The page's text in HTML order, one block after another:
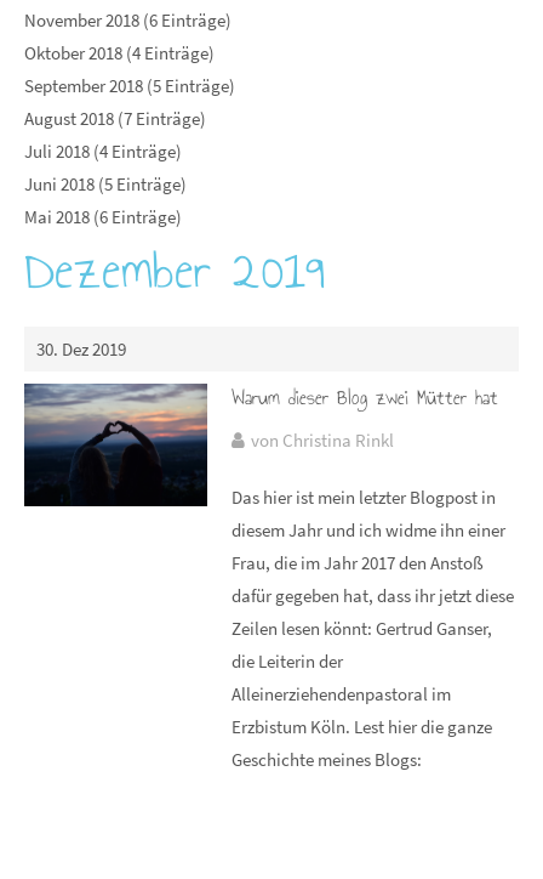
November 2018 (6 Einträge)
Oktober 2018 (4 Einträge)
September 2018 (5 Einträge)
August 2018 (7 Einträge)
Juli 2018 (4 Einträge)
Juni 2018 (5 Einträge)
Mai 2018 (6 Einträge)
Dezember 2019
30. Dez 2019
Warum dieser Blog zwei Mütter hat
von Christina Rinkl
Das hier ist mein letzter Blogpost in
diesem Jahr und ich widme ihn einer
Frau, die im Jahr 2017 den Anstoß
dafür gegeben hat, dass ihr jetzt diese
Zeilen lesen könnt: Gertrud Ganser,
die Leiterin der
Alleinerziehendenpastoral im
Erzbistum Köln. Lest hier die ganze
Geschichte meines Blogs: